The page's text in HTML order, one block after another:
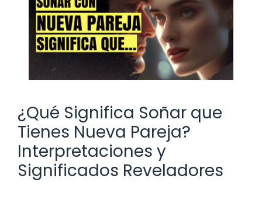
¿Qué Significa Soñar que
Tienes Nueva Pareja?
Interpretaciones y
Significados Reveladores